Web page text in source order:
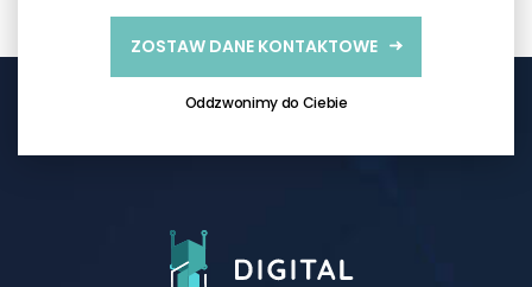
ZOSTAW DANE KONTAKTOWE
Oddzwonimy do Ciebie